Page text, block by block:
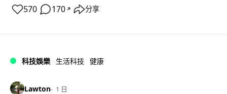
570 170 ↗ 分享
科技娛樂 生活科技 健康
Lawton 1 日